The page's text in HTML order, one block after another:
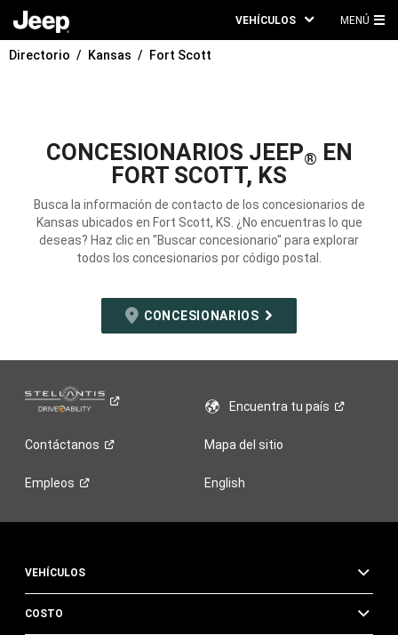
VEHÍCULOS MENÚ
Directorio Kansas Fort Scott
CONCESIONARIOS JEEP® EN
FORT SCOTT, KS
Busca la información de contacto de los concesionarios de
Kansas ubicados en Fort Scott, KS. ¿No encuentras lo que
deseas? Haz clic en "Buscar concesionario" para explorar
todos los concesionarios por código postal.
CONCESIONARIOS
Encuentra tupaís
Contáctanos Mapa del sitio
Empleos English
VEHÍCULOS
COSTO